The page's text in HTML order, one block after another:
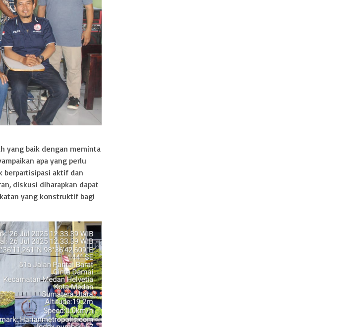
yang baik dengan meminta
apa yang perlu
berpartisipasi aktif dan
diskusi diharapkan dapat
yang konstruktif bagi